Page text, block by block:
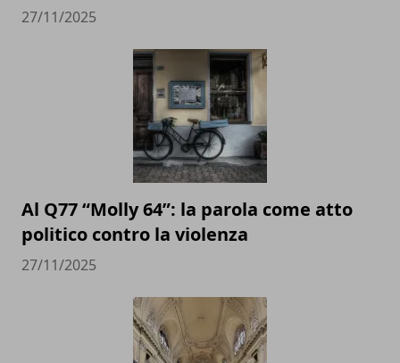
27/11/2025
Al Q77 “Molly 64”: la parola come atto
politico contro la violenza
27/11/2025